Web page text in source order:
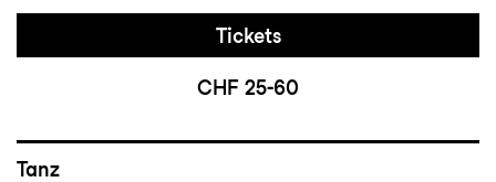
Tickets
CHF 25-60
Tanz